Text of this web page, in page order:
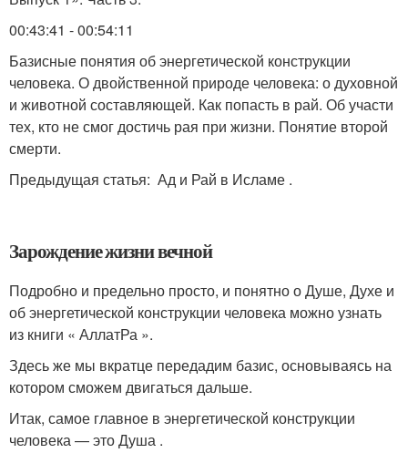
00:43:41 - 00:54:11
Базисные понятия об энергетической конструкции
человека. О двойственной природе человека: о духовной
и животной составляющей. Как попасть в рай. Об участи
тех, кто не смог достичь рая при жизни. Понятие второй
смерти.
Предыдущая статья: Ад и Рай в Исламе .
Зарождение жизни вечной
Подробно и предельно просто, и понятно о Душе, Духе и
об энергетической конструкции человека можно узнать
из книги « АллатРа ».
Здесь же мы вкратце передадим базис, основываясь на
котором сможем двигаться дальше.
Итак, самое главное в энергетической конструкции
человека — это Душа .